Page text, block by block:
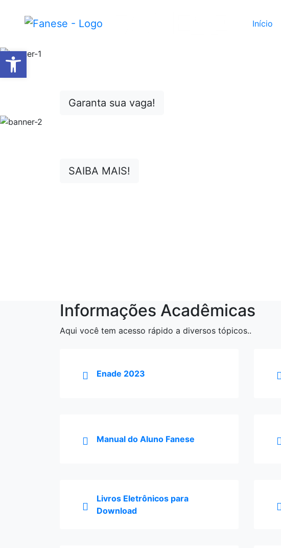
Início
Garanta sua vaga!
SAIBA MAIS!
Informações Acadêmicas
Aqui você tem acesso rápido a diversos tópicos..
Enade 2023
Manual do Aluno Fanese
Livros Eletrônicos para
Download
Barra de Ferramentas Aberta